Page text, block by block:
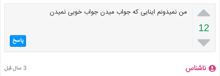

12

من نمیدونم اینایی که جواب میدن جواب خوبی نمیدن
پاسخ
ناشناس 3 سال قبل